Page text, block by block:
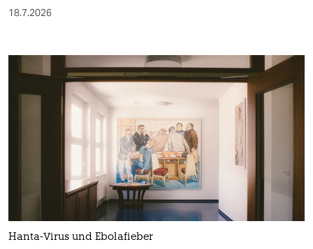
18.7.2026
Hanta-Virus und Ebolafieber